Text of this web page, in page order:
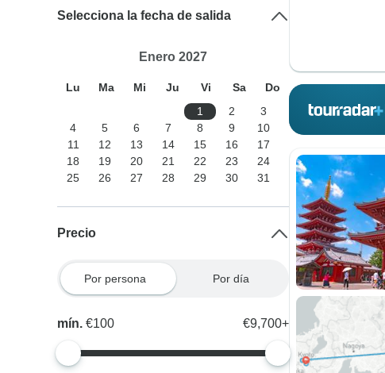
Selecciona la fecha de salida
Enero 2027
Lu Ma Mi Ju Vi Sa
Do
1
2
3
4
5 6 7 8 9
10
11
12 13 14 15 16
17
18
19 20 21 22 23
24
25
26 27 28 29 30 31
Precio
Por persona Por día
mín.€100 €9,700+